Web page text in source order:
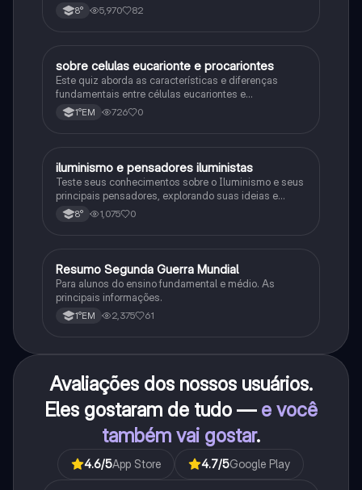
8° 5,970 82
Biologia
sobre celulas eucarionte e procariontes
Este quiz aborda as características e diferenças
fundamentais entre células eucariontes e
procariontes.
1°EM 726 0
História
iluminismo e pensadores iluministas
Teste seus conhecimentos sobre o Iluminismo e seus
principais pensadores, explorando suas ideias e
impacto histórico.
8° 1,075 0
História
Resumo Segunda Guerra Mundial
Para alunos do ensino fundamental e médio. As
principais informações.
1°EM 2,375 61
Avaliações dos nossos usuários.
Eles gostaram de tudo — e você
também vai gostar.
4.6/5App Store 4.7/5Google Play